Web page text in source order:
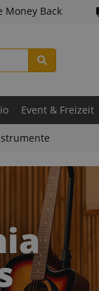
Money Back
Event & Freizeit